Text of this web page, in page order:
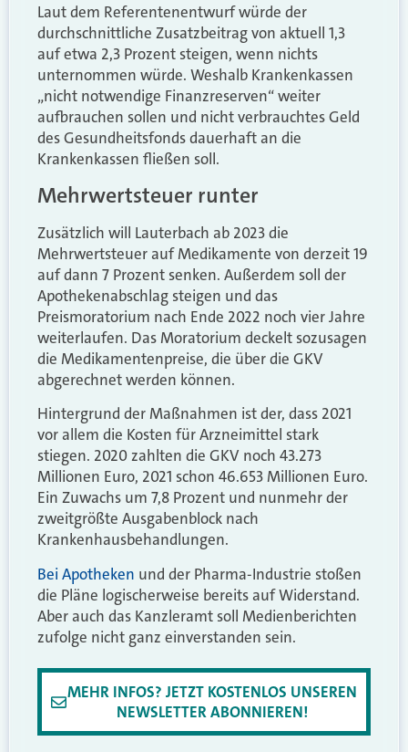
Laut dem Referentenentwurf würde der
durchschnittliche Zusatzbeitrag von aktuell 1,3
auf etwa 2,3 Prozent steigen, wenn nichts
unternommen würde. Weshalb Krankenkassen
„nicht notwendige Finanzreserven“ weiter
aufbrauchen sollen und nicht verbrauchtes Geld
des Gesundheitsfonds dauerhaft an die
Krankenkassen fließen soll.
Mehrwertsteuer runter
Zusätzlich will Lauterbach ab 2023 die
Mehrwertsteuer auf Medikamente von derzeit 19
auf dann 7 Prozent senken. Außerdem soll der
Apothekenabschlag steigen und das
Preismoratorium nach Ende 2022 noch vier Jahre
weiterlaufen. Das Moratorium deckelt sozusagen
die Medikamentenpreise, die über die GKV
abgerechnet werden können.
Hintergrund der Maßnahmen ist der, dass 2021
vor allem die Kosten für Arzneimittel stark
stiegen. 2020 zahlten die GKV noch 43.273
Millionen Euro, 2021 schon 46.653 Millionen Euro.
Ein Zuwachs um 7,8 Prozent und nunmehr der
zweitgrößte Ausgabenblock nach
Krankenhausbehandlungen.
Bei Apotheken und der Pharma-Industrie stoßen
die Pläne logischerweise bereits auf Widerstand.
Aber auch das Kanzleramt soll Medienberichten
zufolge nicht ganz einverstanden sein.
MEHR INFOS? JETZT KOSTENLOS UNSEREN
NEWSLETTER ABONNIEREN!